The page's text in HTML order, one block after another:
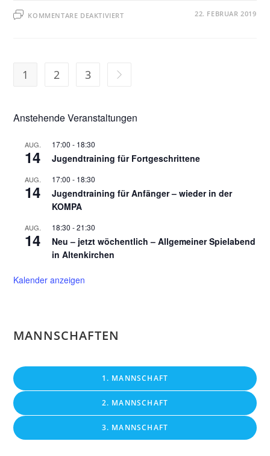
KOMMENTARE DEAKTIVIERTFÜR 22. FEBRUAR 2019
1 2 3 Zur nächsten Seite
Anstehende Veranstaltungen
AUG.
14
17:00 - 18:30
Jugendtraining für Fortgeschrittene
AUG.
14
17:00 - 18:30
Jugendtraining für Anfänger – wieder in der
KOMPA
AUG.
14
18:30 -21:30
Neu – jetzt wöchentlich – Allgemeiner Spielabend
in Altenkirchen
Kalender anzeigen
MANNSCHAFTEN
1. MANNSCHAFT
2. MANNSCHAFT
3. MANNSCHAFT